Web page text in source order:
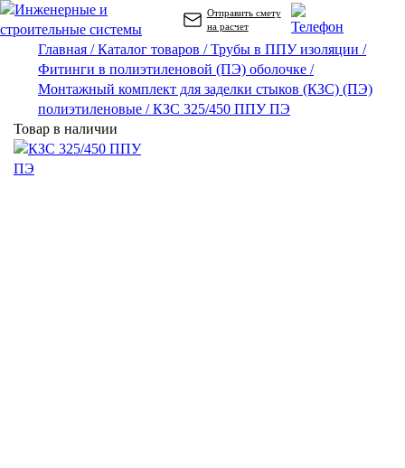
Отправить смету
на расчет
Главная /Каталог товаров /Трубы в ППУ изоляции /
Фитинги в полиэтиленовой (ПЭ) оболочке /
Монтажный комплект для заделки стыков (КЗС) (ПЭ)
полиэтиленовые /КЗС 325/450 ППУ ПЭ
Товар в наличии